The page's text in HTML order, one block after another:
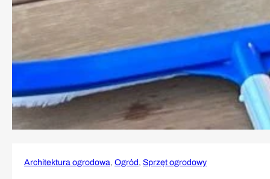
Architektura ogrodowa, Ogród , Sprzęt ogrodowy